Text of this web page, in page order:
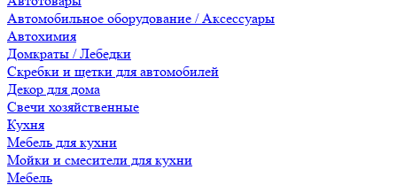
Автомобильное оборудование / Аксессуары
Автохимия
Домкраты / Лебедки
Скребки и щетки для автомобилей
Декор для дома
Свечи хозяйственные
Кухня
Мебель для кухни
Мойки и смесители для кухни
Мебель